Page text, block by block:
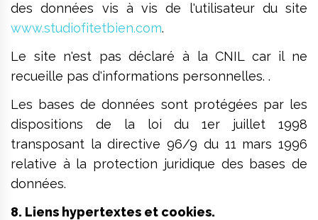
des données vis à vis de l'utilisateur du site
www.studiofitetbien.com.
Le site n'est pas déclaré à la CNIL car il ne
recueille pas d'informations personnelles. .
Les bases de données sont protégées par les
dispositions de la loi du 1er juillet 1998
transposant la directive 96/9 du 11 mars 1996
relative à la protection juridique des bases de
données.
8. Liens hypertextes et cookies.